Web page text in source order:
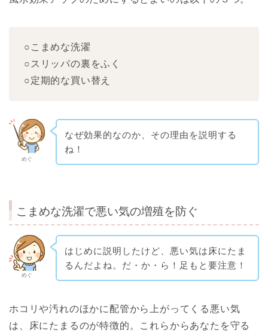
○こまめな洗濯
○スリッパの裏をふく
○定期的な買い替え
めぐ
なぜ効果的なのか、その理由を説明する
ね！
こまめな洗濯で悪い気の増殖を防ぐ
めぐ
はじめに説明したけど、悪い気は床にたま
るんだよね。だ・か・ら！足もと要注意！
ホコリや汚れのほかに配管から上がってくる悪い気
は、床にたまるのが特徴的。これらからあなたを守る